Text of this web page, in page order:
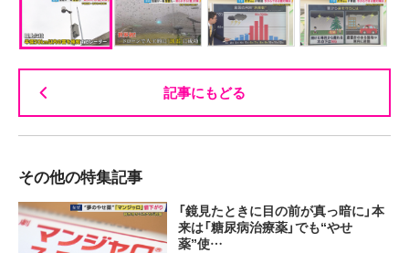
記事にもどる
その他の特集記事
「鏡見たときに目の前が真っ暗に」本
来は「糖尿病治療薬」でも“やせ
薬”使…